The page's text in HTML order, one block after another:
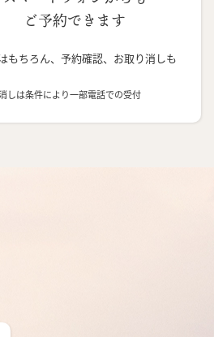
ご予約できます
もちろん、予約確認、お取り消しも
しは条件により一部電話での受付